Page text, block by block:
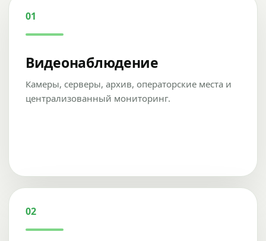
01
Видеонаблюдение
Камеры, серверы, архив, операторские места и
централизованный мониторинг.
02